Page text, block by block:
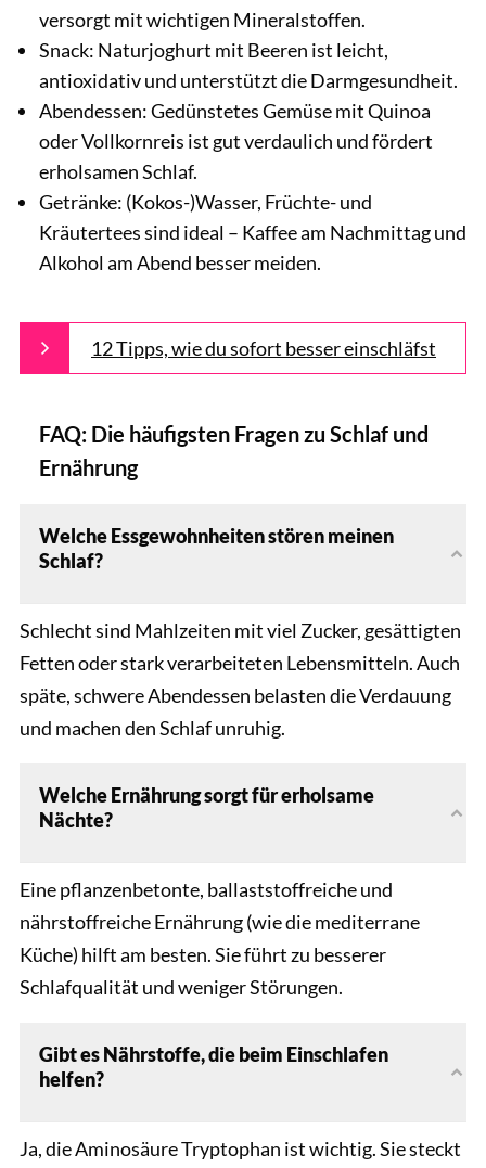
versorgt mit wichtigen Mineralstoffen.
Snack: Naturjoghurt mit Beeren ist leicht,
antioxidativ und unterstützt die Darmgesundheit.
Abendessen: Gedünstetes Gemüse mit Quinoa
oder Vollkornreis ist gut verdaulich und fördert
erholsamen Schlaf.
Getränke: (Kokos-)Wasser, Früchte- und
Kräutertees sind ideal – Kaffee am Nachmittag und
Alkohol am Abend besser meiden.
12 Tipps, wie du sofort besser einschläfst
FAQ: Die häufigsten Fragen zu Schlaf und
Ernährung
Welche Essgewohnheiten stören meinen
Schlaf?
Schlecht sind Mahlzeiten mit viel Zucker, gesättigten
Fetten oder stark verarbeiteten Lebensmitteln. Auch
späte, schwere Abendessen belasten die Verdauung
und machen den Schlaf unruhig.
Welche Ernährung sorgt für erholsame
Nächte?
Eine pflanzenbetonte, ballaststoffreiche und
nährstoffreiche Ernährung (wie die mediterrane
Küche) hilft am besten. Sie führt zu besserer
Schlafqualität und weniger Störungen.
Gibt es Nährstoffe, die beim Einschlafen
helfen?
Ja, die Aminosäure Tryptophan ist wichtig. Sie steckt